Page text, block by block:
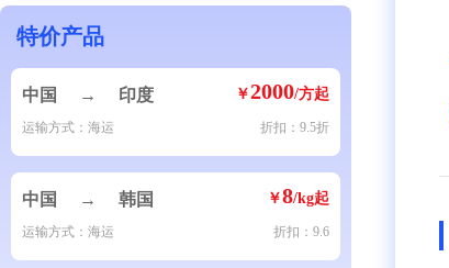
特价产品
中国 → 印度 ￥2000/方起
运输方式：海运 折扣：9.5折
中国 → 韩国 ￥8/kg起
运输方式：海运 折扣：9.6